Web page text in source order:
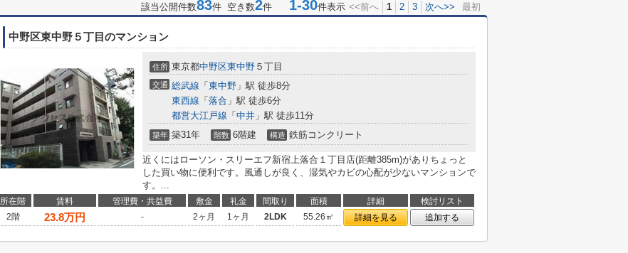
該当公開件数83件 空き数2件 1-30件表示 <<前へ 1 2 3 次へ>> 最初
中野区東中野５丁目のマンション
住所 東京都中野区東中野 ５丁目
交通 総武線 「 東中野 」駅 徒歩8分
東西線 「 落合 」駅 徒歩6分
都営大江戸線 「 中井 」駅 徒歩11分
築年 築31年 階数 6階建 構造 鉄筋コンクリート
近くにはローソン・スリーエフ新宿上落合１丁目店(距離385m)がありちょっと
した買い物に便利です。風通しが良く、湿気やカビの心配が少ないマンションで
す。...
所在階 賃料 管理費・共益費 敷金 礼金 間取り 面積 詳細
検討リスト
2階
23.8万円 - 2ヶ月 1ヶ月 2LDK 55.26㎡ 詳細を見る 追加する